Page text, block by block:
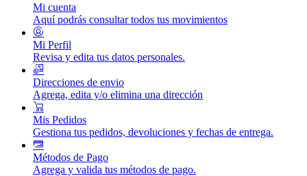
Mi cuenta
Aquí podrás consultar todos tus movimientos
Mi Perfil
Revisa y edita tus datos personales.
Direcciones de envio
Agrega, edita y/o elimina una dirección
Mis Pedidos
Gestiona tus pedidos, devoluciones y fechas de entrega.
Métodos de Pago
Agrega y valida tus métodos de pago.